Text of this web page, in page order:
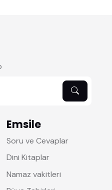
Emsile
Soru ve Cevaplar
Dini Kitaplar
Namaz vakitleri